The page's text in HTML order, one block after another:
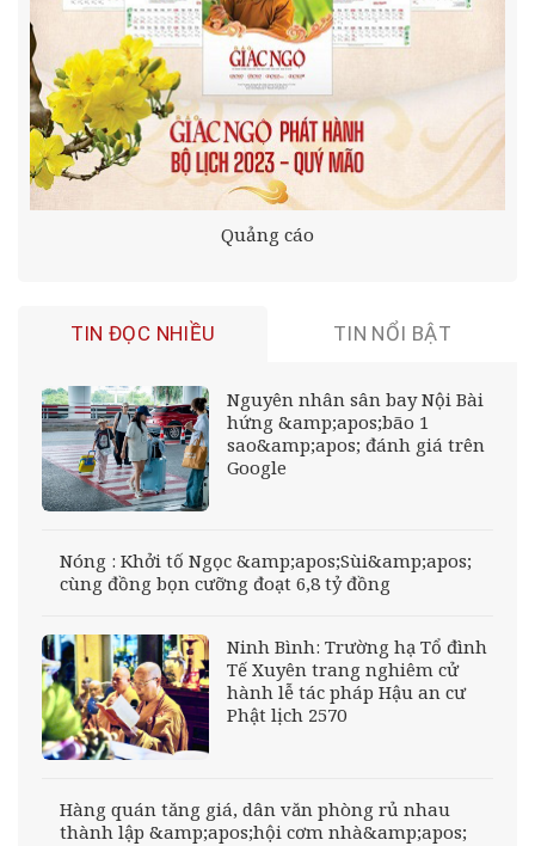
Quảng cáo
TIN ĐỌC NHIỀU TIN NỔI BẬT
Nguyên nhân sân bay Nội Bài
hứng &amp;apos;bão 1
sao&amp;apos; đánh giá trên
Google
Nóng : Khởi tố Ngọc &amp;apos;Sùi&amp;apos;
cùng đồng bọn cưỡng đoạt 6,8 tỷ đồng
Ninh Bình: Trường hạ Tổ đình
Tế Xuyên trang nghiêm cử
hành lễ tác pháp Hậu an cư
Phật lịch 2570
Hàng quán tăng giá, dân văn phòng rủ nhau
thành lập &amp;apos;hội cơm nhà&amp;apos;